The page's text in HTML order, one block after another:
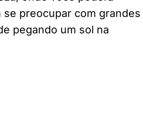
preocupar com grandes
pegando um sol na